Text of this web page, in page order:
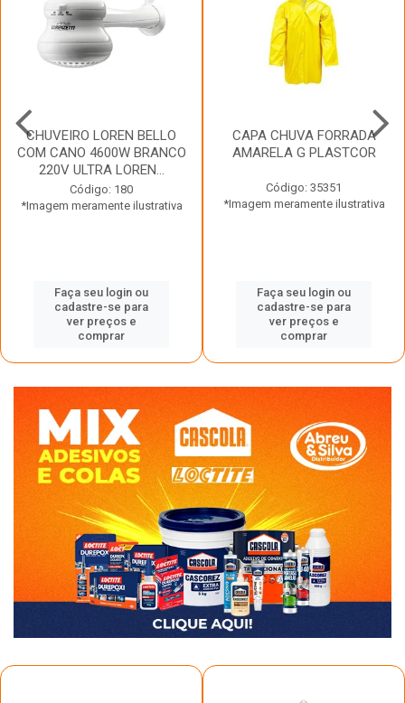
CHUVEIRO LOREN BELLO
COM CANO 4600W BRANCO
220V ULTRA LOREN...
Código: 180
*Imagem meramente ilustrativa
Faça seu login ou
cadastre-se para
ver preços e
comprar
CAPA CHUVA FORRADA
AMARELA G PLASTCOR
Código: 35351
*Imagem meramente ilustrativa
Faça seu login ou
cadastre-se para
ver preços e
comprar